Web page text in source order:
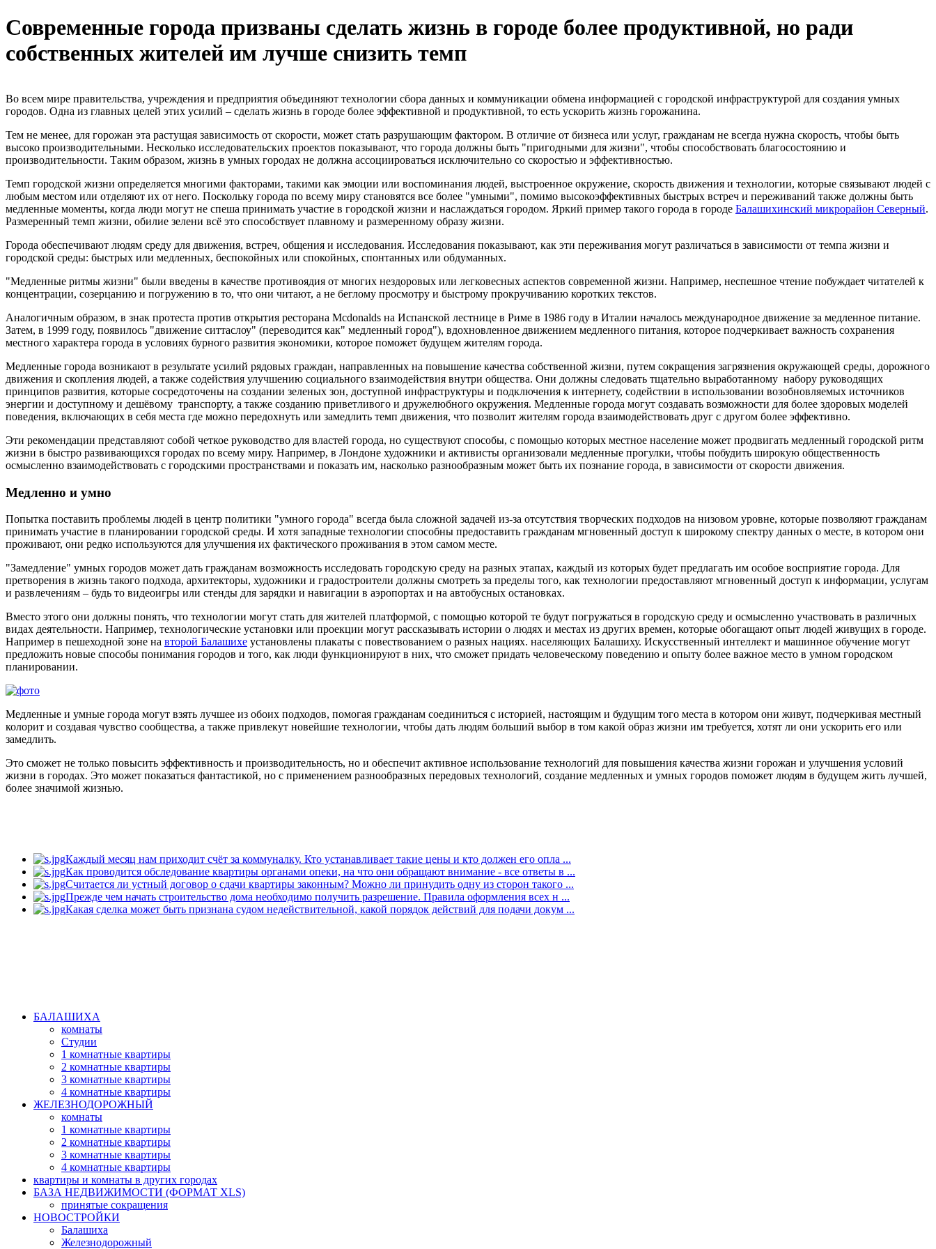
Современные города призваны сделать жизнь в городе более продуктивной, но ради
собственных жителей им лучше снизить темп
Во всем мире правительства, учреждения и предприятия объединяют технологии сбора данных и коммуникации обмена информацией с городской инфраструктурой для создания умных
городов. Одна из главных целей этих усилий – сделать жизнь в городе более эффективной и продуктивной, то есть ускорить жизнь горожанина.
Тем не менее, для горожан эта растущая зависимость от скорости, может стать разрушающим фактором. В отличие от бизнеса или услуг, гражданам не всегда нужна скорость, чтобы быть
высоко производительными. Несколько исследовательских проектов показывают, что города должны быть "пригодными для жизни", чтобы способствовать благосостоянию и
производительности. Таким образом, жизнь в умных городах не должна ассоциироваться исключительно со скоростью и эффективностью.
Темп городской жизни определяется многими факторами, такими как эмоции или воспоминания людей, выстроенное окружение, скорость движения и технологии, которые связывают людей с
любым местом или отделяют их от него. Поскольку города по всему миру становятся все более "умными", помимо высокоэффективных быстрых встреч и переживаний также должны быть
медленные моменты, когда люди могут не спеша принимать участие в городской жизни и наслаждаться городом. Яркий пример такого города в городе Балашихинский микрорайон Северный.
Размеренный темп жизни, обилие зелени всё это способствует плавному и размеренному образу жизни.
Города обеспечивают людям среду для движения, встреч, общения и исследования. Исследования показывают, как эти переживания могут различаться в зависимости от темпа жизни и
городской среды: быстрых или медленных, беспокойных или спокойных, спонтанных или обдуманных.
"Медленные ритмы жизни" были введены в качестве противоядия от многих нездоровых или легковесных аспектов современной жизни. Например, неспешное чтение побуждает читателей к
концентрации, созерцанию и погружению в то, что они читают, а не беглому просмотру и быстрому прокручиванию коротких текстов.
Аналогичным образом, в знак протеста против открытия ресторана Mcdonalds на Испанской лестнице в Риме в 1986 году в Италии началось международное движение за медленное питание.
Затем, в 1999 году, появилось "движение ситтаслоу" (переводится как" медленный город"), вдохновленное движением медленного питания, которое подчеркивает важность сохранения
местного характера города в условиях бурного развития экономики, которое поможет будущем жителям города.
Медленные города возникают в результате усилий рядовых граждан, направленных на повышение качества собственной жизни, путем сокращения загрязнения окружающей среды, дорожного
движения и скопления людей, а также содействия улучшению социального взаимодействия внутри общества. Они должны следовать тщательно выработанному набору руководящих
принципов развития, которые сосредоточены на создании зеленых зон, доступной инфраструктуры и подключения к интернету, содействии в использовании возобновляемых источников
энергии и доступному и дешёвому транспорту, а также созданию приветливого и дружелюбного окружения. Медленные города могут создавать возможности для более здоровых моделей
поведения, включающих в себя места где можно передохнуть или замедлить темп движения, что позволит жителям города взаимодействовать друг с другом более эффективно.
Эти рекомендации представляют собой четкое руководство для властей города, но существуют способы, с помощью которых местное население может продвигать медленный городской ритм
жизни в быстро развивающихся городах по всему миру. Например, в Лондоне художники и активисты организовали медленные прогулки, чтобы побудить широкую общественность
осмысленно взаимодействовать с городскими пространствами и показать им, насколько разнообразным может быть их познание города, в зависимости от скорости движения.
Медленно и умно
Попытка поставить проблемы людей в центр политики "умного города" всегда была сложной задачей из-за отсутствия творческих подходов на низовом уровне, которые позволяют гражданам
принимать участие в планировании городской среды. И хотя западные технологии способны предоставить гражданам мгновенный доступ к широкому спектру данных о месте, в котором они
проживают, они редко используются для улучшения их фактического проживания в этом самом месте.
"Замедление" умных городов может дать гражданам возможность исследовать городскую среду на разных этапах, каждый из которых будет предлагать им особое восприятие города. Для
претворения в жизнь такого подхода, архитекторы, художники и градостроители должны смотреть за пределы того, как технологии предоставляют мгновенный доступ к информации, услугам
и развлечениям – будь то видеоигры или стенды для зарядки и навигации в аэропортах и на автобусных остановках.
Вместо этого они должны понять, что технологии могут стать для жителей платформой, с помощью которой те будут погружаться в городскую среду и осмысленно участвовать в различных
видах деятельности. Например, технологические установки или проекции могут рассказывать истории о людях и местах из других времен, которые обогащают опыт людей живущих в городе.
Например в пешеходной зоне на второй Балашихе установлены плакаты с повествованием о разных нациях. населяющих Балашиху. Искусственный интеллект и машинное обучение могут
предложить новые способы понимания городов и того, как люди функционируют в них, что сможет придать человеческому поведению и опыту более важное место в умном городском
планировании.
Медленные и умные города могут взять лучшее из обоих подходов, помогая гражданам соединиться с историей, настоящим и будущим того места в котором они живут, подчеркивая местный
колорит и создавая чувство сообщества, а также привлекут новейшие технологии, чтобы дать людям больший выбор в том какой образ жизни им требуется, хотят ли они ускорить его или
замедлить.
Это сможет не только повысить эффективность и производительность, но и обеспечит активное использование технологий для повышения качества жизни горожан и улучшения условий
жизни в городах. Это может показаться фантастикой, но с применением разнообразных передовых технологий, создание медленных и умных городов поможет людям в будущем жить лучшей,
более значимой жизнью.
Каждый месяц нам приходит счёт за коммуналку. Кто устанавливает такие цены и кто должен его опла ...
Как проводится обследование квартиры органами опеки, на что они обращают внимание - все ответы в ...
Считается ли устный договор о сдачи квартиры законным? Можно ли принудить одну из сторон такого ...
Прежде чем начать строительство дома необходимо получить разрешение. Правила оформления всех н ...
Какая сделка может быть признана судом недействительной, какой порядок действий для подачи докум ...
БАЛАШИХА
комнаты
Студии
1 комнатные квартиры
2 комнатные квартиры
3 комнатные квартиры
4 комнатные квартиры
ЖЕЛЕЗНОДОРОЖНЫЙ
комнаты
1 комнатные квартиры
2 комнатные квартиры
3 комнатные квартиры
4 комнатные квартиры
квартиры и комнаты в других городах
БАЗА НЕДВИЖИМОСТИ (ФОРМАТ XLS)
принятые сокращения
НОВОСТРОЙКИ
Балашиха
Железнодорожный